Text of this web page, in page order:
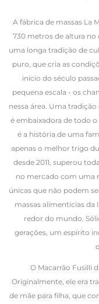
A fábrica de massas La
730 metros de altura no
uma longa tradição de
puro, que cria as
início do século
pequena escala - os
nessa área. Uma
é embaixadora de todo
é a história de uma
apenas o melhor trigo
desde 2011, superou
no mercado com uma
únicas que não podem
massas alimentícias da
redor do mundo.
gerações, um espírito
O Macarrão Fusilli
Originalmente, ele era
de mãe para filha, que